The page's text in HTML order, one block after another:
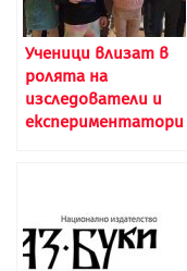
Ученици влизат в
ролята на
изследователи и
експериментатори